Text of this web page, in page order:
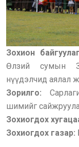
Зохион
Өлзий сумын
нүүдэлчид аялал
Зорилго:
шимийг
Зохиогдох
Зохиогдох газар: